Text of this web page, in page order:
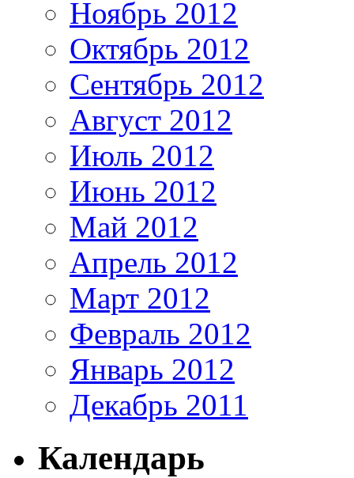
Ноябрь 2012
Октябрь 2012
Сентябрь 2012
Август 2012
Июль 2012
Июнь 2012
Май 2012
Апрель 2012
Март 2012
Февраль 2012
Январь 2012
Декабрь 2011
Календарь